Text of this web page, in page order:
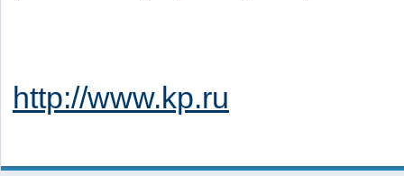
http://www.kp.ru